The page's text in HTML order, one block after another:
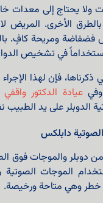
ولا يحتاج إلى معدات
الأخرى. المريض
ومريحة كافٍ.
استخداماً في تشخيص
ذكرناها، فإن لهذا
وفيعيادة الدكتور واقفي
الدوبلر على يد الطبيب
دابلكس
دوبلر والموجات فوق
الموجات الصوتية
وهي متاحة ورخيصة.